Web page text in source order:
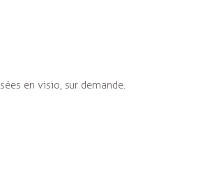
en visio, sur demande.